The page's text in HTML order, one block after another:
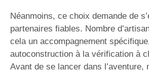
Néanmoins, ce choix demande de
partenaires fiables. Nombre
cela un accompagnement
autoconstruction à la vérification à
Avant de se lancer dans l’aventure,